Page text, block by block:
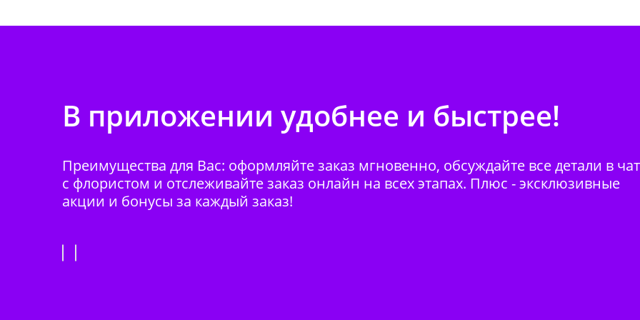
В приложении удобнее и быстрее!
Преимущества для Вас: оформляйте заказ мгновенно, обсуждайте все детали в
с флористом и отслеживайте заказ онлайн на всех этапах. Плюс - эксклюзивные
акции и бонусы за каждый заказ!